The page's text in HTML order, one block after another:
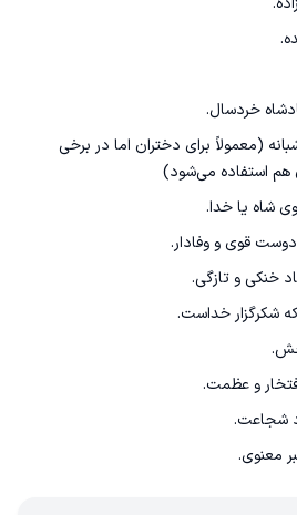
خردسال.
(معمولاً برای دختران اما در برخی
هم استفاده می‌شود)
شاه یا خدا.
قوی و وفادار.
خنکی و تازگی.
شکرگزار خداست.
و عظمت.
شجاعت.
معنوی.